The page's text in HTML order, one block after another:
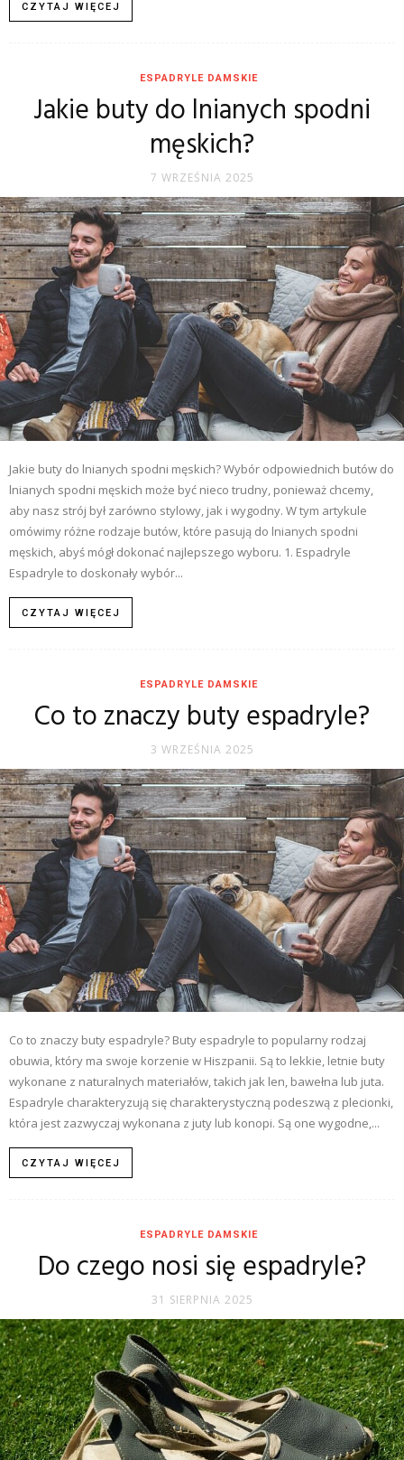
CZYTAJ WIĘCEJ
ESPADRYLE DAMSKIE
Jakie buty do lnianych spodni
męskich?
7 WRZEŚNIA 2025
Jakie buty do lnianych spodni męskich? Wybór odpowiednich butów do
lnianych spodni męskich może być nieco trudny, ponieważ chcemy,
aby nasz strój był zarówno stylowy, jak i wygodny. W tym artykule
omówimy różne rodzaje butów, które pasują do lnianych spodni
męskich, abyś mógł dokonać najlepszego wyboru. 1. Espadryle
Espadryle to doskonały wybór...
CZYTAJ WIĘCEJ
ESPADRYLE DAMSKIE
Co to znaczy buty espadryle?
3 WRZEŚNIA 2025
Co to znaczy buty espadryle? Buty espadryle to popularny rodzaj
obuwia, który ma swoje korzenie w Hiszpanii. Są to lekkie, letnie buty
wykonane z naturalnych materiałów, takich jak len, bawełna lub juta.
Espadryle charakteryzują się charakterystyczną podeszwą z plecionki,
która jest zazwyczaj wykonana z juty lub konopi. Są one wygodne,...
CZYTAJ WIĘCEJ
ESPADRYLE DAMSKIE
Do czego nosi się espadryle?
31 SIERPNIA 2025